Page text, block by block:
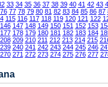
33 34 35 36 37 38 39 40 41 42 43
76 77 78 79 80 81 82 83 84 85 86 87
115 116 117 118 119 120 121 122
146 147 148 149 150 151 152 153
177 178 179 180 181 182 183 184
208 209 210 211 212 213 214 215
239 240 241 242 243 244 245 246
270 271 272 273 274 275 276 277